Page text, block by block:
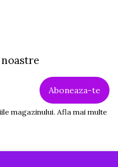
magazinului. Afla mai multe